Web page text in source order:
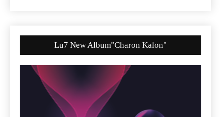
Lu7 New Album"Charon Kalon"